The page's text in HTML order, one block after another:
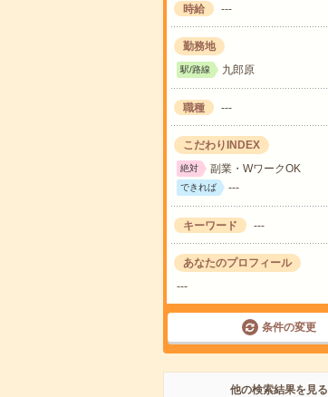
時給 ---
勤務地
駅/路線 九郎原
職種 ---
こだわりINDEX
絶対 副業・WワークOK
できれば ---
キーワード ---
あなたのプロフィール
---
条件の変更
他の検索結果を見る